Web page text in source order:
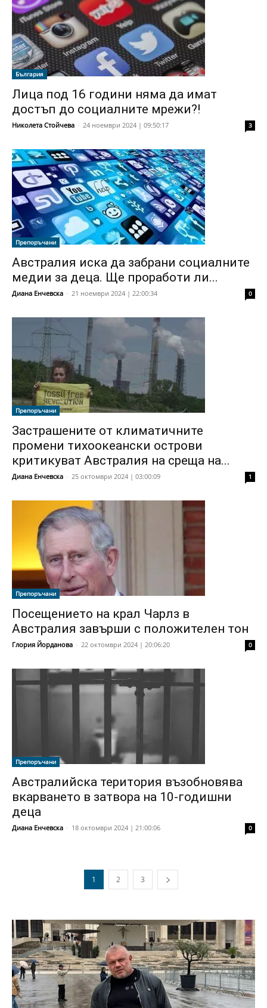
България
Лица под 16 години няма да имат
достъп до социалните мрежи?!
Николета Стойчева - 24 ноември 2024 | 09:50:17 3
Препоръчани
Австралия иска да забрани социалните
медии за деца. Ще проработи ли...
Диана Енчевска - 21 ноември 2024 | 22:00:34 0
Препоръчани
Застрашените от климатичните
промени тихоокеански острови
критикуват Австралия на среща на...
Диана Енчевска - 25 октомври 2024 | 03:00:09 1
Препоръчани
Посещението на крал Чарлз в
Австралия завърши с положителен тон
Глория Йорданова - 22 октомври 2024 | 20:06:20 0
Препоръчани
Австралийска територия възобновява
вкарването в затвора на 10-годишни
деца
Диана Енчевска - 18 октомври 2024 | 21:00:06 0
1 2 3